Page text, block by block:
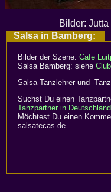
Bilder: Jutta
Salsa in Bamberg:
Bilder der Szene: Cafe
Salsa Bamberg: siehe
Salsa-Tanzlehrer und -
Suchst Du einen
Tanzpartner in Deutschland
Möchtest Du einen
salsatecas.de.